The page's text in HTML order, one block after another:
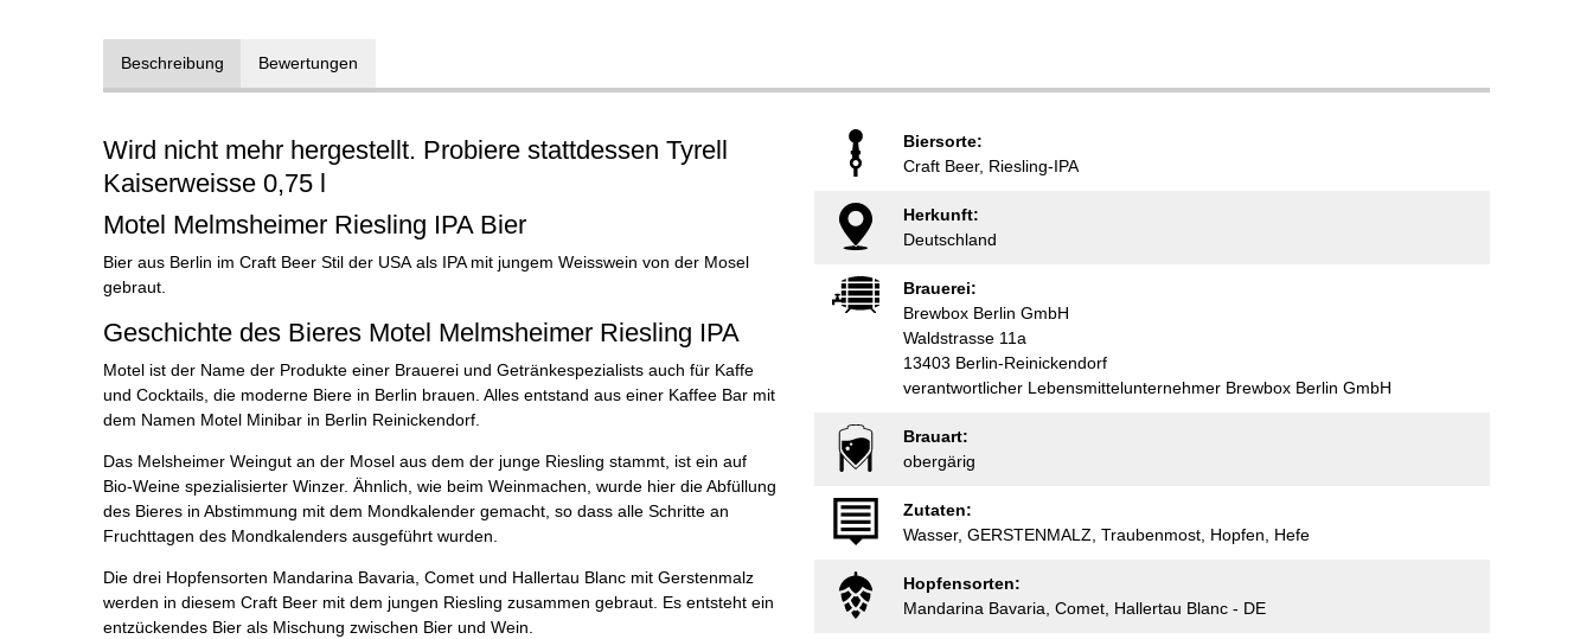
Beschreibung Bewertungen
Wird nicht mehr hergestellt. Probiere stattdessen Tyrell
Kaiserweisse 0,75 l
Motel Melmsheimer Riesling IPA Bier
Bier aus Berlin im Craft Beer Stil der USA als IPA mit jungem Weisswein von der Mosel
gebraut.
Geschichte des Bieres Motel Melmsheimer Riesling IPA
Motel ist der Name der Produkte einer Brauerei und Getränkespezialists auch für Kaffe
und Cocktails, die moderne Biere in Berlin brauen. Alles entstand aus einer Kaffee Bar mit
dem Namen Motel Minibar in Berlin Reinickendorf.
Das Melsheimer Weingut an der Mosel aus dem der junge Riesling stammt, ist ein auf
Bio-Weine spezialisierter Winzer. Ähnlich, wie beim Weinmachen, wurde hier die Abfüllung
des Bieres in Abstimmung mit dem Mondkalender gemacht, so dass alle Schritte an
Fruchttagen des Mondkalenders ausgeführt wurden.
Die drei Hopfensorten Mandarina Bavaria, Comet und Hallertau Blanc mit Gerstenmalz
werden in diesem Craft Beer mit dem jungen Riesling zusammen gebraut. Es entsteht ein
entzückendes Bier als Mischung zwischen Bier und Wein.
Biersorte:
Craft Beer, Riesling-IPA
Herkunft:
Deutschland
Brauerei:
Brewbox Berlin GmbH
Waldstrasse 11a
13403 Berlin-Reinickendorf
verantwortlicher Lebensmittelunternehmer Brewbox Berlin GmbH
Brauart:
obergärig
Zutaten:
Wasser, GERSTENMALZ, Traubenmost, Hopfen, Hefe
Hopfensorten:
Mandarina Bavaria, Comet, Hallertau Blanc - DE